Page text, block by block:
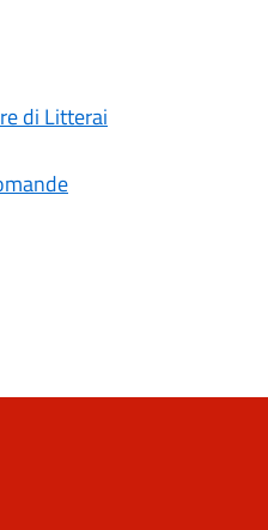
di Litterai